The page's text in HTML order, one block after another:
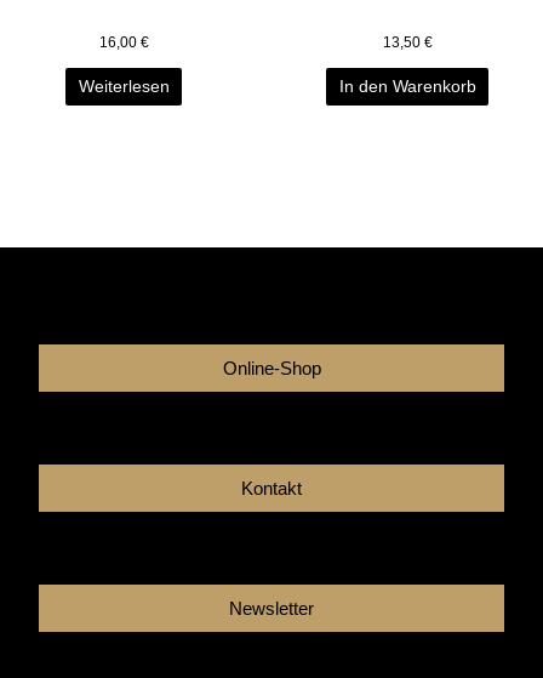
16,00 €
Weiterlesen
13,50 €
In den Warenkorb
Online-Shop
Kontakt
Newsletter